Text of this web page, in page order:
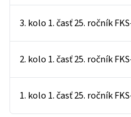
3. kolo 1. časť 25. ročník
2. kolo 1. časť 25. ročník
1. kolo 1. časť 25. ročník